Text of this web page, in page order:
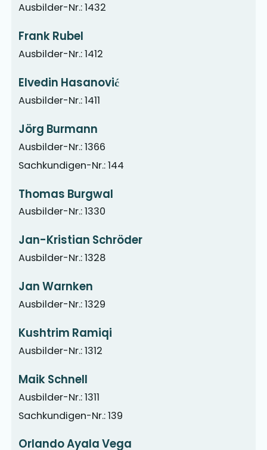
Ausbilder-Nr.: 1432
Frank Rubel
Ausbilder-Nr.: 1412
Elvedin Hasanović
Ausbilder-Nr.: 1411
Jörg Burmann
Ausbilder-Nr.: 1366
Sachkundigen-Nr.: 144
Thomas Burgwal
Ausbilder-Nr.: 1330
Jan-Kristian Schröder
Ausbilder-Nr.: 1328
Jan Warnken
Ausbilder-Nr.: 1329
Kushtrim Ramiqi
Ausbilder-Nr.: 1312
Maik Schnell
Ausbilder-Nr.: 1311
Sachkundigen-Nr.: 139
Orlando Ayala Vega